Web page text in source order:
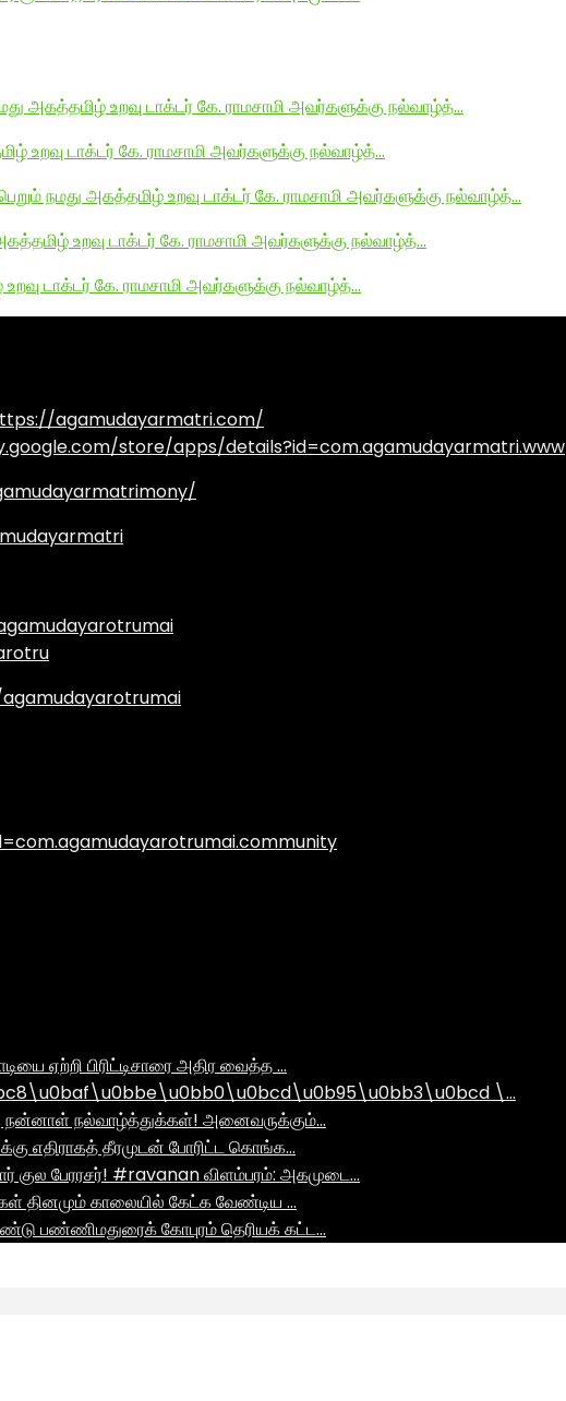
அகத்தமிழ் உறவு டாக்டர் கே. ராமசாமி அவர்களுக்கு நல்வாழ்த்…
உறவு டாக்டர் கே. ராமசாமி அவர்களுக்கு நல்வாழ்த்…
நமது அகத்தமிழ் உறவு டாக்டர் கே. ராமசாமி அவர்களுக்கு நல்வாழ்த்…
உறவு டாக்டர் கே. ராமசாமி அவர்களுக்கு நல்வாழ்த்…
டாக்டர் கே. ராமசாமி அவர்களுக்கு நல்வாழ்த்…
agamudayarmatri.com/
store/apps/details?id=com.agamudayarmatri.www
ஏற்றி பிரிட்டிசாரை அதிர வைத்த …
\…
நன்னாள் நல்வாழ்த்துக்கள்! அனைவருக்கும்…
எதிராகத் தீரமுடன் போரிட்ட கொங்க…
பேரரசர்! #ravanan விளம்பரம்: அகமுடை…
தினமும் காலையில் கேட்க வேண்டிய …
பண்ணிமதுரைக் கோபுரம் தெரியக் கட்ட…